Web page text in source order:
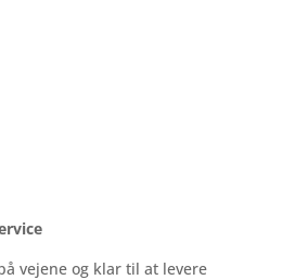
vejene og klar til at levere